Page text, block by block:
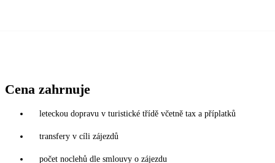
Cena zahrnuje
leteckou dopravu v turistické třídě včetně tax a příplatků
transfery v cíli zájezdů
počet noclehů dle smlouvy o zájezdu